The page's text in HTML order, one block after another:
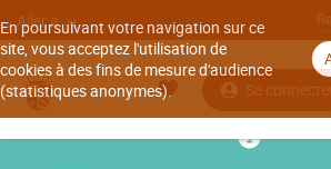
En poursuivant votre navigation sur ce
site, vous acceptez l'utilisation de
cookies à des fins de mesure d'audience
(statistiques anonymes).
Aller à
Se connecter